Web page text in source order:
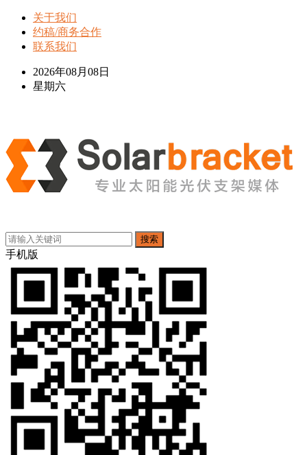
关于我们
约稿/商务合作
联系我们
2026年08月08日
星期六
搜索
手机版